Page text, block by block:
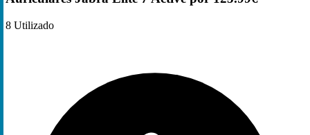
8 Utilizado